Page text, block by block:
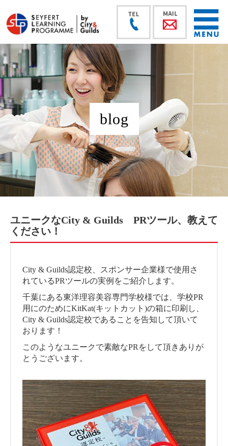
blog
ユニークなCity & Guilds PRツール、教えて
ください！
City & Guilds認定校、スポンサー企業様で使用さ
れているPRツールの実例をご紹介します。
千葉にある東洋理容美容専門学校様では、学校PR
用にのためにKitKat(キットカット)の箱に印刷し、
City & Guilds認定校であることを告知して頂いて
おります！
このようなユニークで素敵なPRをして頂きありが
とうございます。